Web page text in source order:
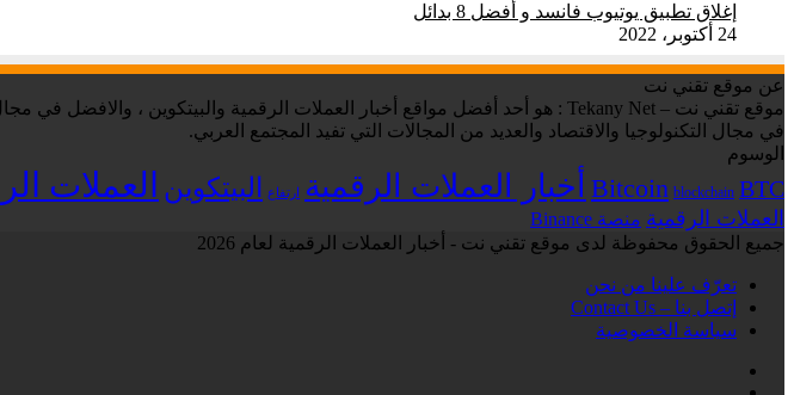
إغلاق تطبيق يوتيوب فانسد و أفضل 8 بدائل
24 أكتوبر، 2022
عن موقع تقني نت
في مجال التكنولوجيا والاقتصاد والعديد من المجالات التي تفيد المجتمع العربي.
الوسوم
Bitcoin blockchain BTC أخبار العملات الرقمية ارتفاع البيتكوين العملات
العملات الرقمية منصة Binance
جميع الحقوق محفوظة لدى موقع تقني نت - أخبار العملات الرقمية لعام 2026
تعرّف علينا من نحن
إتصل بنا – Contact Us
سياسة الخصوصية